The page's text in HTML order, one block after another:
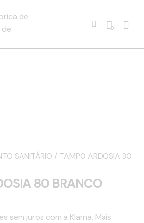
0
SANITÁRIO
TAMPO ARDOSIA 80
80 BRANCO
sem juros com a Klarna. Mais